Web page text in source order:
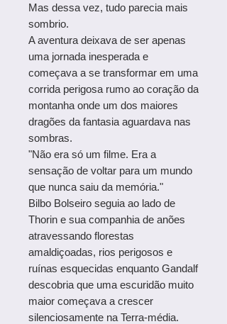
Mas dessa vez, tudo parecia mais
sombrio.
A aventura deixava de ser apenas
uma jornada inesperada e
começava a se transformar em uma
corrida perigosa rumo ao coração da
montanha onde um dos maiores
dragões da fantasia aguardava nas
sombras.
"Não era só um filme. Era a
sensação de voltar para um mundo
que nunca saiu da memória."
Bilbo Bolseiro seguia ao lado de
Thorin e sua companhia de anões
atravessando florestas
amaldiçoadas, rios perigosos e
ruínas esquecidas enquanto Gandalf
descobria que uma escuridão muito
maior começava a crescer
silenciosamente na Terra-média.